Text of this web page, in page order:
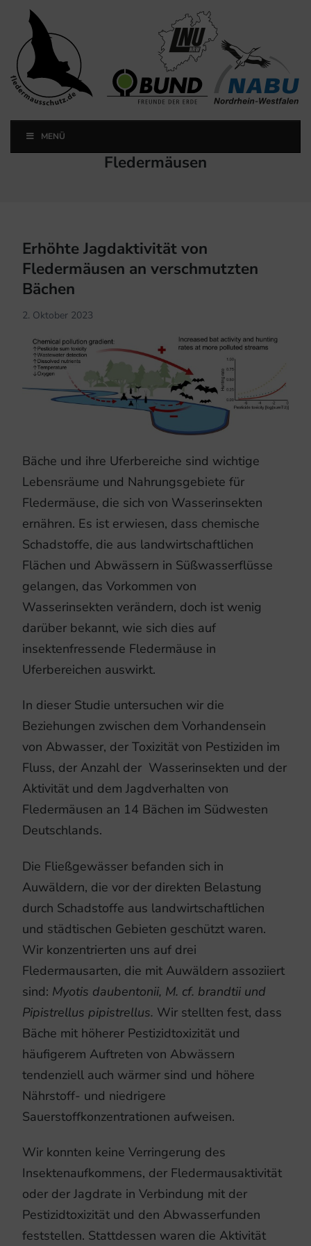
Landesfachausschuss
Fledermausschutz NRW
Landesfachausschuss Fledermausschutz NRW
MENÜ
Schlagwort:
Fledermäusen
Erhöhte Jagdaktivität von
Fledermäusen an verschmutzten
Bächen
2. Oktober 2023
Bäche und ihre Uferbereiche sind wichtige
Lebensräume und Nahrungsgebiete für
Fledermäuse, die sich von Wasserinsekten
ernähren. Es ist erwiesen, dass chemische
Schadstoffe, die aus landwirtschaftlichen
Flächen und Abwässern in Süßwasserflüsse
gelangen, das Vorkommen von
Wasserinsekten verändern, doch ist wenig
darüber bekannt, wie sich dies auf
insektenfressende Fledermäuse in
Uferbereichen auswirkt.
In dieser Studie untersuchen wir die
Beziehungen zwischen dem Vorhandensein
von Abwasser, der Toxizität von Pestiziden im
Fluss, der Anzahl der Wasserinsekten und der
Aktivität und dem Jagdverhalten von
Fledermäusen an 14 Bächen im Südwesten
Deutschlands.
Die Fließgewässer befanden sich in
Auwäldern, die vor der direkten Belastung
durch Schadstoffe aus landwirtschaftlichen
und städtischen Gebieten geschützt waren.
Wir konzentrierten uns auf drei
Fledermausarten, die mit Auwäldern assoziiert
sind: Myotis daubentonii, M. cf. brandtii und
Pipistrellus pipistrellus. Wir stellten fest, dass
Bäche mit höherer Pestizidtoxizität und
häufigerem Auftreten von Abwässern
tendenziell auch wärmer sind und höhere
Nährstoff- und niedrigere
Sauerstoffkonzentrationen aufweisen.
Wir konnten keine Verringerung des
Insektenaufkommens, der Fledermausaktivität
oder der Jagdrate in Verbindung mit der
Pestizidtoxizität und den Abwasserfunden
feststellen. Stattdessen waren die Aktivität